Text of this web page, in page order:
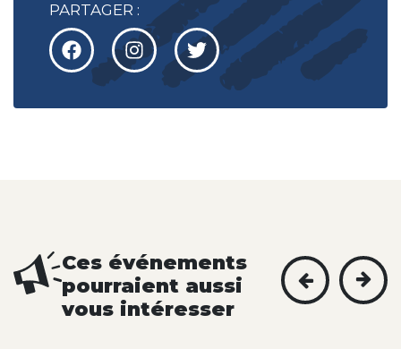
PARTAGER :
Ces événements
pourraient aussi
vous intéresser